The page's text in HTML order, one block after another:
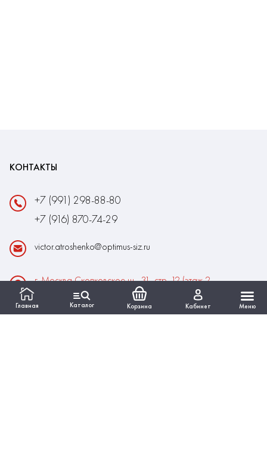
Главная Каталог Корзина Кабинет Меню
КОНТАКТЫ
+7 (991) 298-88-80
+7 (916) 870-74-29
victor.atroshenko@optimus-siz.ru
г. Москва Сколковское ш., 31, стр. 12 (этаж 2,
помещение 22)
Время работы: